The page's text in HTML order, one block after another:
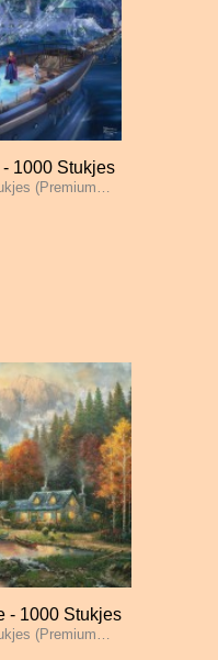
1000 Stukjes
(Premium…
- 1000 Stukjes
(Premium…